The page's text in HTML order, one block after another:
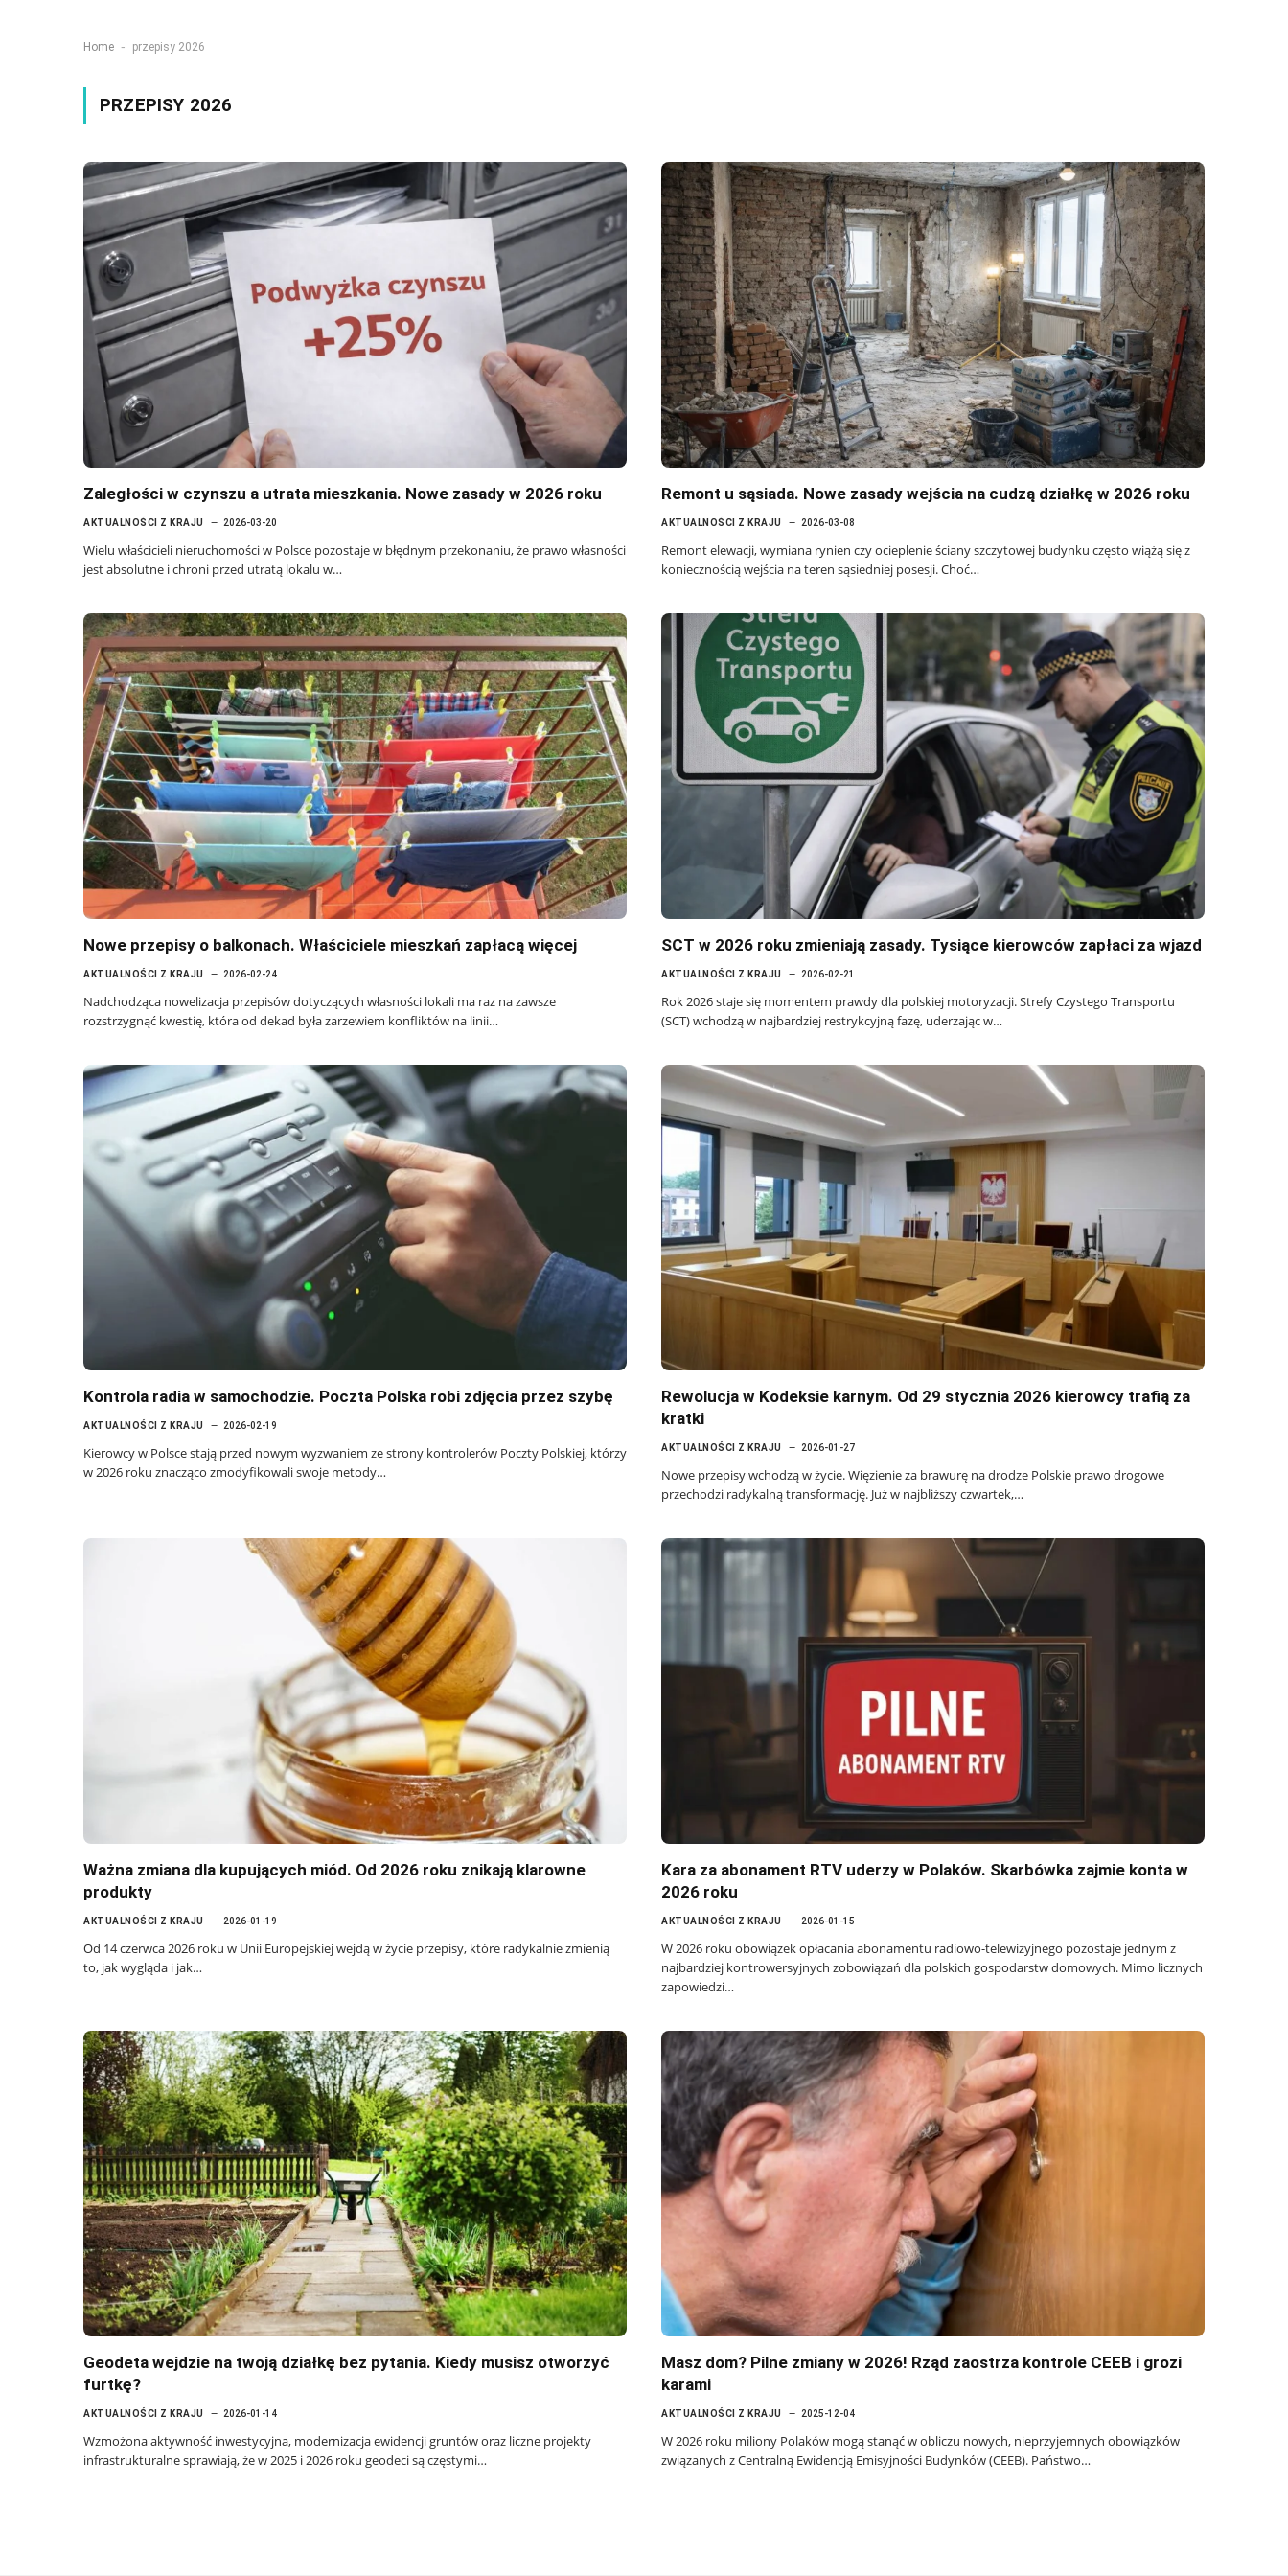
Home - przepisy 2026
PRZEPISY 2026
Zaległości w czynszu a utrata mieszkania. Nowe zasady w 2026 roku
AKTUALNOŚCI Z KRAJU 2026-03-20
Wielu właścicieli nieruchomości w Polsce pozostaje w błędnym przekonaniu, że prawo własności
jest absolutne i chroni przed utratą lokalu w…
Remont u sąsiada. Nowe zasady wejścia na cudzą działkę w 2026 roku
AKTUALNOŚCI Z KRAJU 2026-03-08
Remont elewacji, wymiana rynien czy ocieplenie ściany szczytowej budynku często wiążą się z
koniecznością wejścia na teren sąsiedniej posesji. Choć…
Nowe przepisy o balkonach. Właściciele mieszkań zapłacą więcej
AKTUALNOŚCI Z KRAJU 2026-02-24
Nadchodząca nowelizacja przepisów dotyczących własności lokali ma raz na zawsze
rozstrzygnąć kwestię, która od dekad była zarzewiem konfliktów na linii…
SCT w 2026 roku zmieniają zasady. Tysiące kierowców zapłaci za wjazd
AKTUALNOŚCI Z KRAJU 2026-02-21
Rok 2026 staje się momentem prawdy dla polskiej motoryzacji. Strefy Czystego Transportu
(SCT) wchodzą w najbardziej restrykcyjną fazę, uderzając w…
Kontrola radia w samochodzie. Poczta Polska robi zdjęcia przez szybę
AKTUALNOŚCI Z KRAJU 2026-02-19
Kierowcy w Polsce stają przed nowym wyzwaniem ze strony kontrolerów Poczty Polskiej, którzy
w 2026 roku znacząco zmodyfikowali swoje metody…
Rewolucja w Kodeksie karnym. Od 29 stycznia 2026 kierowcy trafią za
kratki
AKTUALNOŚCI Z KRAJU 2026-01-27
Nowe przepisy wchodzą w życie. Więzienie za brawurę na drodze Polskie prawo drogowe
przechodzi radykalną transformację. Już w najbliższy czwartek,…
Ważna zmiana dla kupujących miód. Od 2026 roku znikają klarowne
produkty
AKTUALNOŚCI Z KRAJU 2026-01-19
Od 14 czerwca 2026 roku w Unii Europejskiej wejdą w życie przepisy, które radykalnie zmienią
to, jak wygląda i jak…
Kara za abonament RTV uderzy w Polaków. Skarbówka zajmie konta w
2026 roku
AKTUALNOŚCI Z KRAJU 2026-01-15
W 2026 roku obowiązek opłacania abonamentu radiowo-telewizyjnego pozostaje jednym z
najbardziej kontrowersyjnych zobowiązań dla polskich gospodarstw domowych. Mimo licznych
zapowiedzi…
Geodeta wejdzie na twoją działkę bez pytania. Kiedy musisz otworzyć
furtkę?
AKTUALNOŚCI Z KRAJU 2026-01-14
Wzmożona aktywność inwestycyjna, modernizacja ewidencji gruntów oraz liczne projekty
infrastrukturalne sprawiają, że w 2025 i 2026 roku geodeci są częstymi…
Masz dom? Pilne zmiany w 2026! Rząd zaostrza kontrole CEEB i grozi
karami
AKTUALNOŚCI Z KRAJU 2025-12-04
W 2026 roku miliony Polaków mogą stanąć w obliczu nowych, nieprzyjemnych obowiązków
związanych z Centralną Ewidencją Emisyjności Budynków (CEEB). Państwo…